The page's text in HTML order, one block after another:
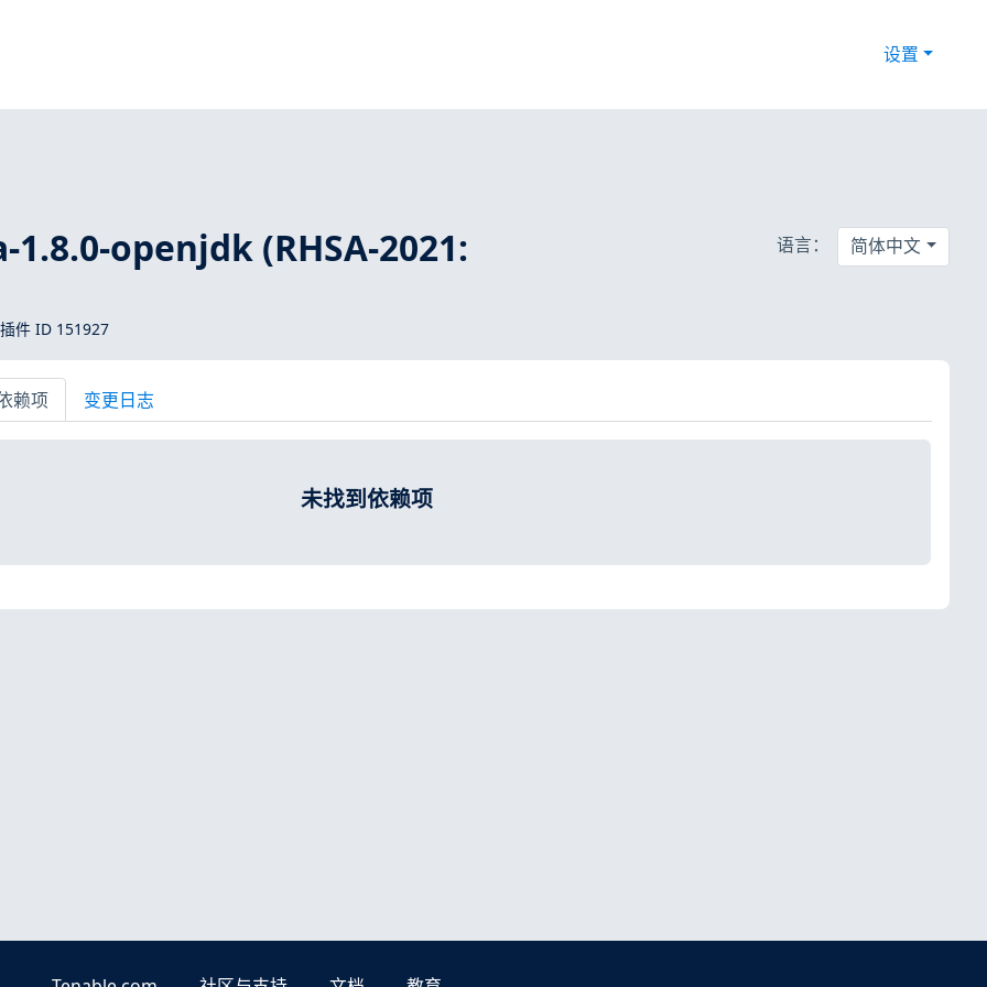
设置
1.8.0-openjdk (RHSA-2021:
件 ID 151927
语言： 简体中文
赖项 变更日志
未找到依赖项